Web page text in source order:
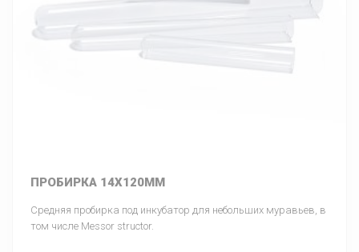
ПРОБИРКА 14Х120ММ
Средняя пробирка под инкубатор для небольших муравьев, в
том числе Messor structor.